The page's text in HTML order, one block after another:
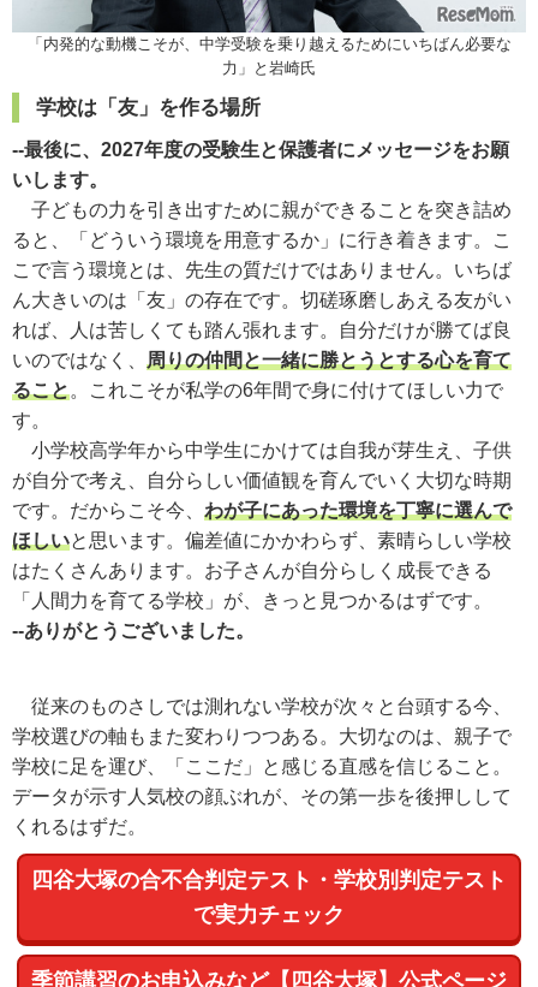
「内発的な動機こそが、中学受験を乗り越えるためにいちばん必要な
力」と岩崎氏
学校は「友」を作る場所
--最後に、2027年度の受験生と保護者にメッセージをお願
いします。
子どもの力を引き出すために親ができることを突き詰め
ると、「どういう環境を用意するか」に行き着きます。こ
こで言う環境とは、先生の質だけではありません。いちば
ん大きいのは「友」の存在です。切磋琢磨しあえる友がい
れば、人は苦しくても踏ん張れます。自分だけが勝てば良
いのではなく、 周りの仲間と一緒に勝とうとする心を育て
ること。これこそが私学の6年間で身に付けてほしい力で
す。
小学校高学年から中学生にかけては自我が芽生え、子供
が自分で考え、自分らしい価値観を育んでいく大切な時期
です。だからこそ今、 わが子にあった環境を丁寧に選んで
ほしいと思います。偏差値にかかわらず、素晴らしい学校
はたくさんあります。お子さんが自分らしく成長できる
「人間力を育てる学校」が、きっと見つかるはずです。
--ありがとうございました。
従来のものさしでは測れない学校が次々と台頭する今、
学校選びの軸もまた変わりつつある。大切なのは、親子で
学校に足を運び、「ここだ」と感じる直感を信じること。
データが示す人気校の顔ぶれが、その第一歩を後押しして
くれるはずだ。
四谷大塚の合不合判定テスト・学校別判定テスト
で実力チェック
季節講習のお申込みなど【四谷大塚】公式ページ